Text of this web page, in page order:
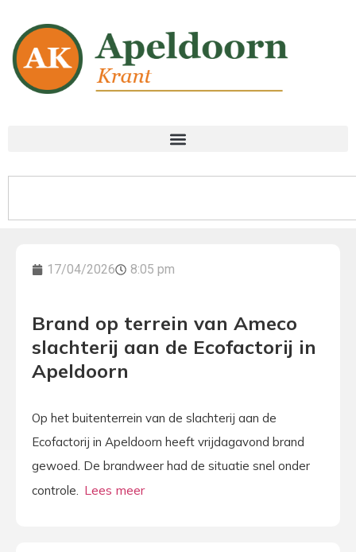
17/04/2026 8:05 pm
Brand op terrein van Ameco
slachterij aan de Ecofactorij in
Apeldoorn
Op het buitenterrein van de slachterij aan de
Ecofactorij in Apeldoorn heeft vrijdagavond brand
gewoed. De brandweer had de situatie snel onder
controle.